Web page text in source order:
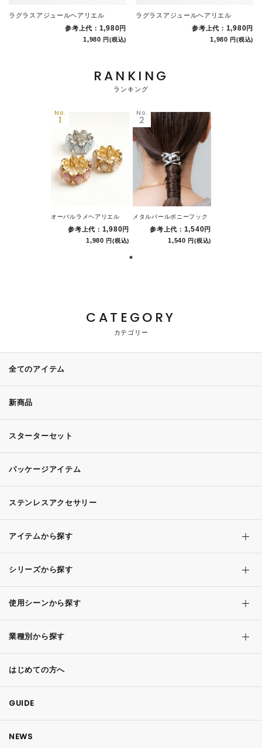
ラグラスアジュールヘアリエル
参考上代： 1,980円
1,980 円(税込)
ラグラスアジュールヘアリエル
参考上代： 1,980円
1,980 円(税込)
RANKING
ランキング
No.
1
オーバルラメヘアリエル
参考上代： 1,980円
1,980 円(税込)
No.
2
メタルパールポニーフック
参考上代： 1,540円
1,540 円(税込)
CATEGORY
カテゴリー
全てのアイテム
新商品
スターターセット
パッケージアイテム
ステンレスアクセサリー
アイテムから探す
シリーズから探す
使用シーンから探す
業種別から探す
はじめての方へ
GUIDE
NEWS